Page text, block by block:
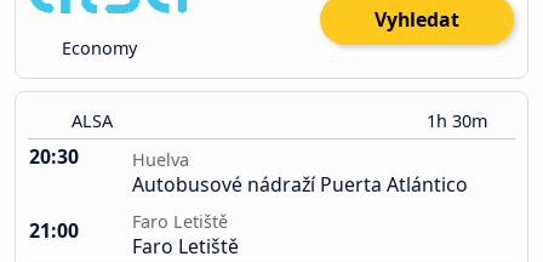
Economy
Vyhledat
ALSA 1h 30m
20:30 Huelva
Autobusové nádraží Puerta Atlántico
21:00
Faro Letiště
Faro Letiště